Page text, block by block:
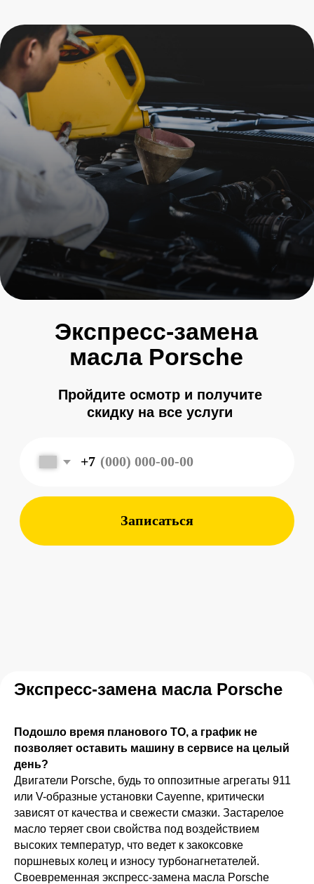
Экспресс-замена
масла Porsche
Пройдите осмотр и получите
скидку на все услуги
+7
Экспресс-замена масла Porsche
Подошло время планового ТО, а график не
позволяет оставить машину в сервисе на целый
день?
Двигатели Porsche, будь то оппозитные агрегаты 911
или V-образные установки Cayenne, критически
зависят от качества и свежести смазки. Застарелое
масло теряет свои свойства под воздействием
высоких температур, что ведет к закоксовке
поршневых колец и износу турбонагнетателей.
Своевременная экспресс-замена масла Porsche